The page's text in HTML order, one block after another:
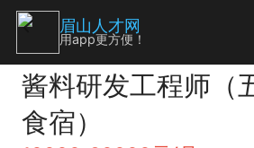
酱料研发工程师（
食宿）
眉山人才网
用app更方便！